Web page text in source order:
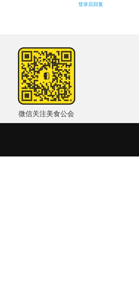
登录后回复
微信关注美食公会